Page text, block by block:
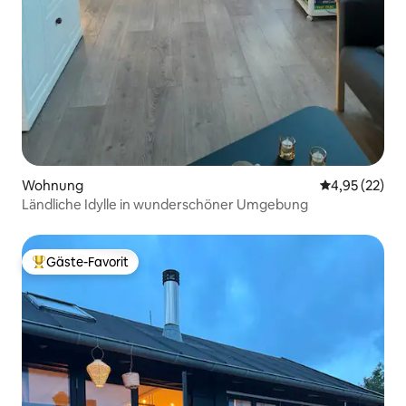
Wohnung
4,95 (22)
Ländliche Idylle in wunderschöner Umgebung
Beliebter Gäste-Favorit.
Gäste-Favorit